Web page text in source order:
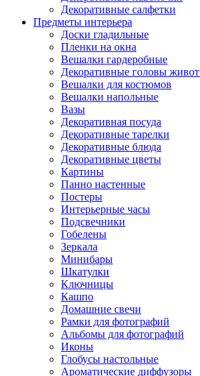
Декоративные салфетки
Предметы интерьера
Доски гладильные
Пленки на окна
Вешалки гардеробные
Декоративные головы
Вешалки для костюмов
Вешалки напольные
Вазы
Декоративная посуда
Декоративные тарелки
Декоративные блюда
Декоративные цветы
Картины
Панно настенные
Постеры
Интерьерные часы
Подсвечники
Гобелены
Зеркала
Минибары
Шкатулки
Ключницы
Кашпо
Домашние свечи
Рамки для фотографий
Альбомы для фотографий
Иконы
Глобусы настольные
Ароматические диффузоры